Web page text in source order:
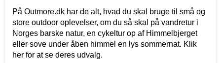
På Outmore.dk har de alt, hvad du skal bruge til små og
store outdoor oplevelser, om du så skal på vandretur i
Norges barske natur, en cykeltur op af Himmelbjerget
eller sove under åben himmel en lys sommernat. Klik
her for at se deres udvalg.